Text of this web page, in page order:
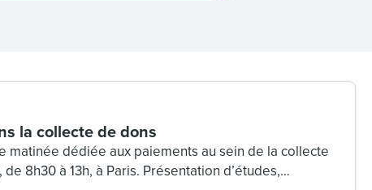
la collecte de dons
matinée dédiée aux paiements au sein de la collecte
8h30 à 13h, à Paris. Présentation d’études,